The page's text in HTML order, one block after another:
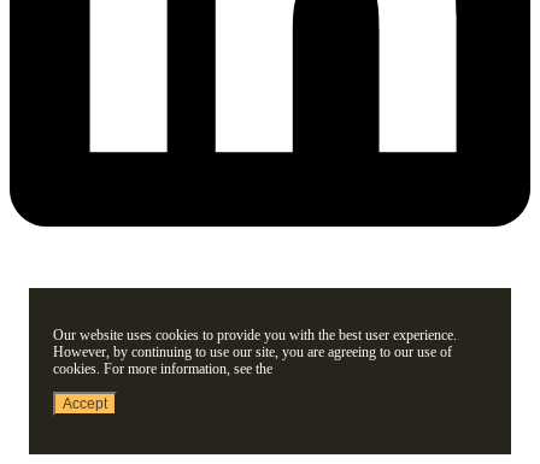
Our website uses cookies to provide you with the best user experience.
However, by continuing to use our site, you are agreeing to our use of
cookies. For more information, see the
Accept